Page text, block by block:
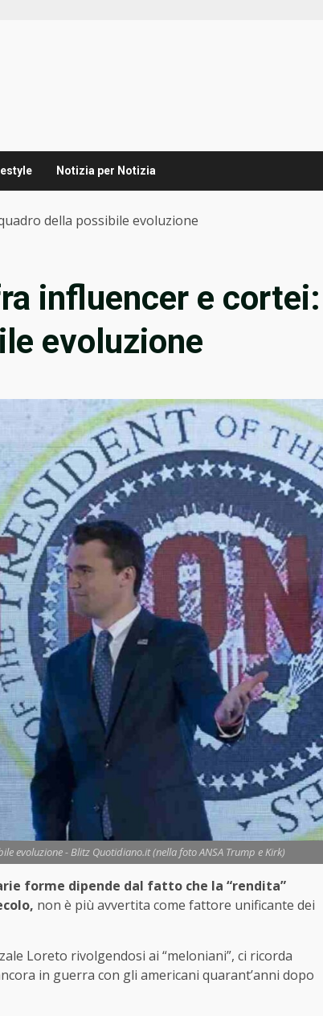
Notizia per Notizia
della possibile evoluzione
influencer e cortei:
evoluzione
evoluzione - Blitz Quotidiano.it (nella foto ANSA Trump e Kirk)
forme dipende dal fatto che la “rendita”
non è più avvertita come fattore unificante dei
Loreto rivolgendosi ai “meloniani”, ci ricorda
in guerra con gli americani quarant’anni dopo